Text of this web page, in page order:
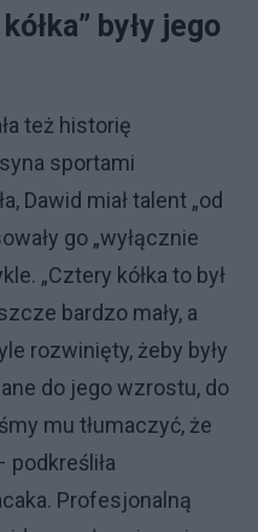
były jego
też historię
sportami
Dawid miał talent „od
go „wyłącznie
„Cztery kółka to był
bardzo mały, a
rozwinięty, żeby były
do jego wzrostu, do
mu tłumaczyć, że
Profesjonalną